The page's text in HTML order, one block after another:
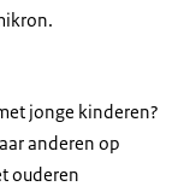
jonge kinderen?
anderen op
ouderen